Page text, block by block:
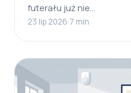
futerału już nie…
23 lip 2026·7 min